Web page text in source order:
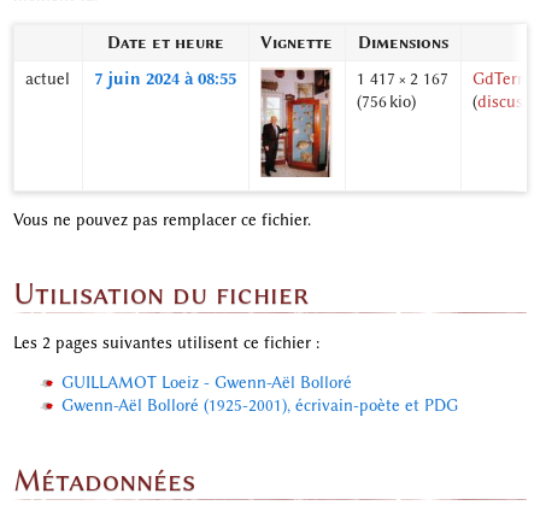
Date et heure Vignette Dimensions
actuel
7 juin 2024 à 08:55
1 417 × 2 167
(756 kio)
(
Vous ne pouvez pas remplacer ce fichier.
Utilisation du fichier
Les 2 pages suivantes utilisent ce fichier :
GUILLAMOT Loeiz - Gwenn-Aël Bolloré
Gwenn-Aël Bolloré (1925-2001), écrivain-poète et PDG
Métadonnées